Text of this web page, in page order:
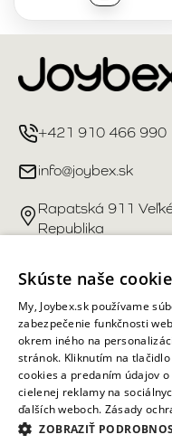
+421 910 466 990
info@joybex.sk
Rapatská 911
Republika
Užitočné
Účet
Informácie
Všetky práva
Skúste naše
My, Joybex.sk používame
zabezpečenie funkčnosti
okrem iného na
stránok. Kliknutím na
cookies a predaním údajov
cielenej reklamy na
ďalších weboch. Zásady
ZOBRAZIŤ